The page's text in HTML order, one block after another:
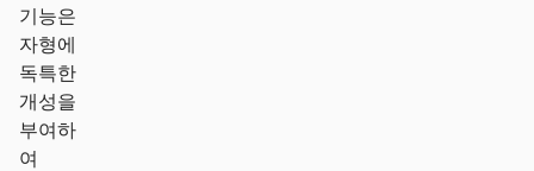
기능은
자형에
독특한
개성을
부여하
여